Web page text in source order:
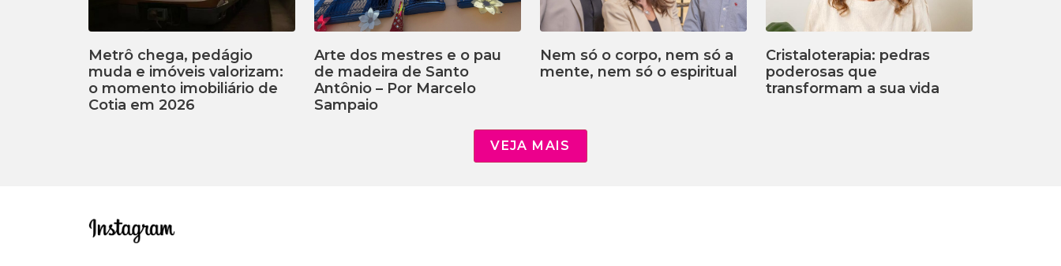
Metrô chega, pedágio
muda e imóveis valorizam:
o momento imobiliário de
Cotia em 2026
Arte dos mestres e o pau
de madeira de Santo
Antônio – Por Marcelo
Sampaio
Nem só o corpo, nem só a
mente, nem só o espiritual
Cristaloterapia: pedras
poderosas que
transformam a sua vida
VEJA MAIS